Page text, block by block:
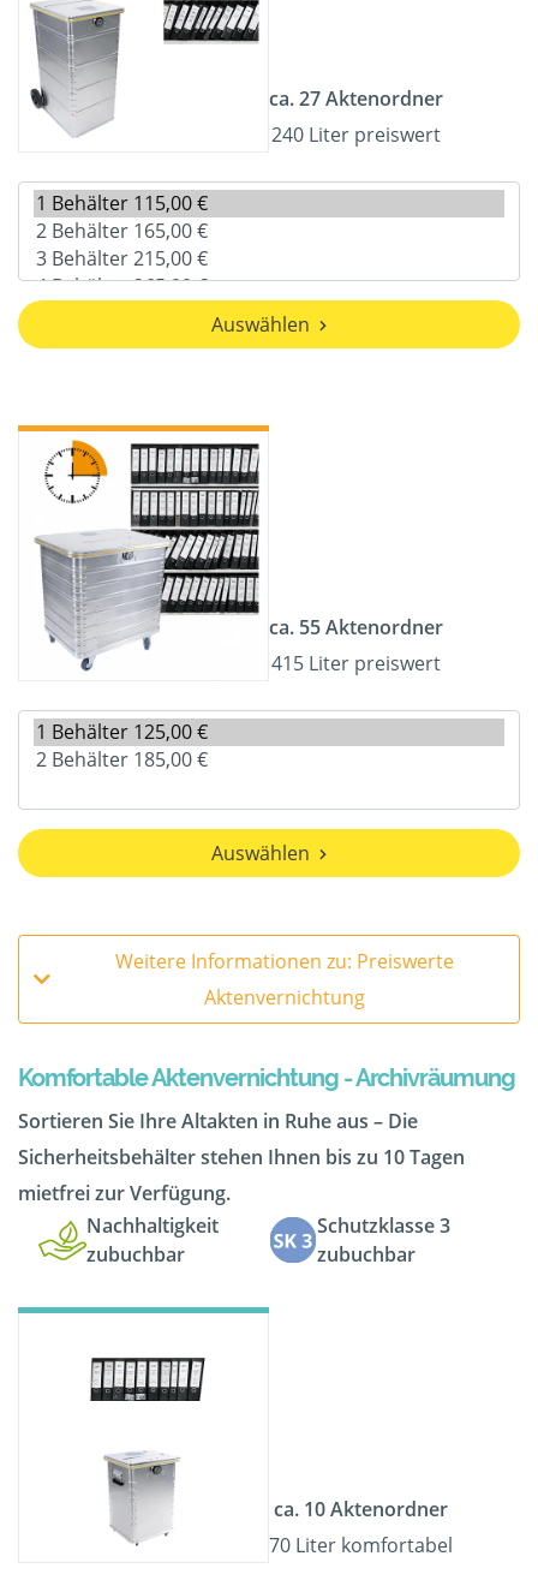
ca. 27 Aktenordner
240 Liter preiswert
Auswählen
ca. 55 Aktenordner
415 Liter preiswert
Auswählen
Weitere Informationen zu: Preiswerte
Aktenvernichtung
Komfortable Aktenvernichtung - Archivräumung
Sortieren Sie Ihre Altakten in Ruhe aus – Die
Sicherheitsbehälter stehen Ihnen bis zu 10 Tagen
mietfrei zur Verfügung.
Nachhaltigkeit
zubuchbar
Schutzklasse 3
zubuchbar
ca. 10 Aktenordner
70 Liter komfortabel